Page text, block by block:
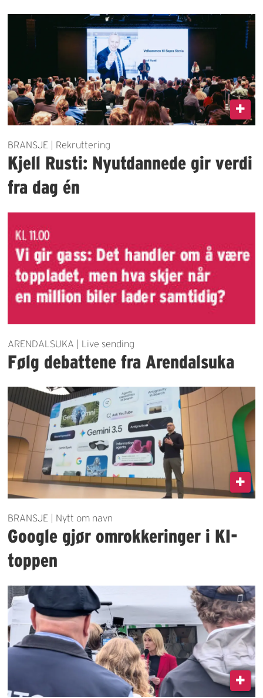
BRANSJE | Rekruttering
Kjell Rusti: Nyutdannede gir verdi
fra dag én
ARENDALSUKA | Live sending
Følg debattene fra Arendalsuka
BRANSJE | Nytt om navn
Google gjør omrokkeringer i KI-
toppen